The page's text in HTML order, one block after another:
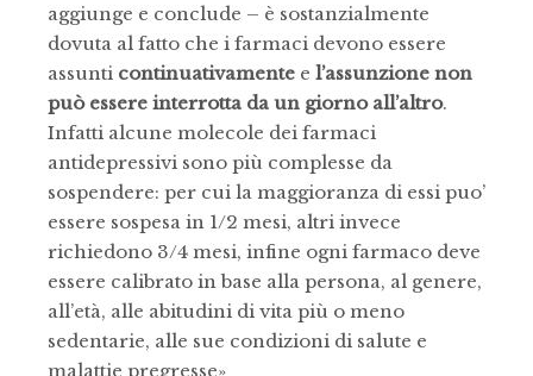
aggiunge e conclude – è sostanzialmente
dovuta al fatto che i farmaci devono essere
assunti continuativamente e l’assunzione non
può essere interrotta da un giorno all’altro.
Infatti alcune molecole dei farmaci
antidepressivi sono più complesse da
sospendere: per cui la maggioranza di essi puo’
essere sospesa in 1/2 mesi, altri invece
richiedono 3/4 mesi, infine ogni farmaco deve
essere calibrato in base alla persona, al genere,
all’età, alle abitudini di vita più o meno
sedentarie, alle sue condizioni di salute e
malattie pregresse»